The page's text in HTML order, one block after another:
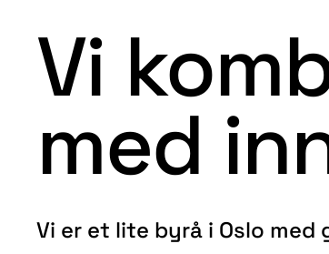
Vi
med
Vi er et lite byrå i Oslo med